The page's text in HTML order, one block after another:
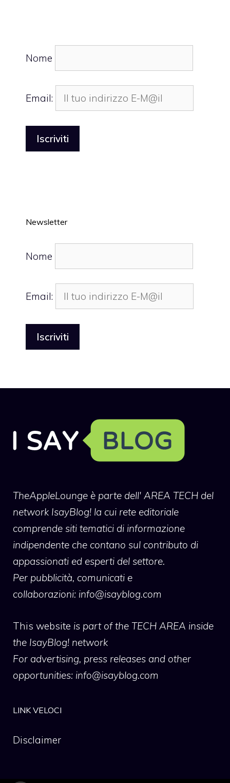
Nome
Email:
Newsletter
Nome
Email:
TheAppleLounge è parte dell' AREA TECH del
network IsayBlog! la cui rete editoriale
comprende siti tematici di informazione
indipendente che contano sul contributo di
appassionati ed esperti del settore.
Per pubblicità, comunicati e
collaborazioni: info@isayblog.com
This website is part of the TECH AREA inside
the IsayBlog! network
For advertising, press releases and other
opportunities: info@isayblog.com
LINK VELOCI
Disclaimer